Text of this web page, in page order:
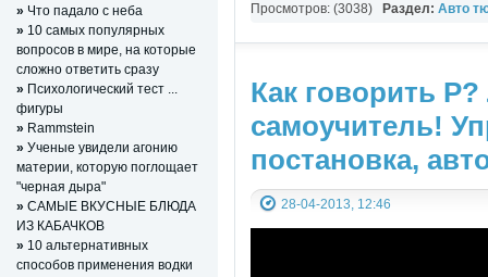
Просмотров: (3038) Раздел: Авто
Как говорить
самоучитель!
постановка,
28-04-2013, 12:46
» Что падало с неба
» 10 самых популярных
вопросов в мире, на которые
сложно ответить сразу
» Психологический тест ...
фигуры
» Rammstein
» Ученые увидели агонию
материи, которую поглощает
"черная дыра"
» САМЫЕ ВКУСНЫЕ БЛЮДА
ИЗ КАБАЧКОВ
» 10 альтернативных
способов применения водки